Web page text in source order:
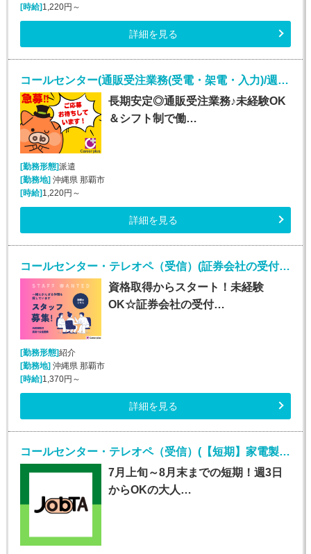
[時給] 1,220円～
詳細を見る
コールセンター(通販受注業務(受電・架電・入力)/週5シフト制)
長期安定◎通販受注業務♪未経験OK
＆シフト制で働…
[勤務形態]派遣
[勤務地] 沖縄県 那覇市
[時給] 1,220円～
詳細を見る
コールセンター・テレオペ（受信）(証券会社の受付・事務スタッフ/6月9日入社)
資格取得からスタート！未経験
OK☆証券会社の受付…
[勤務形態]紹介
[勤務地]沖縄県 那覇市
[時給]1,370円～
詳細を見る
コールセンター・テレオペ（受信）(【短期】家電製品の訪問修理日程案内コールセンター受信)
7月上旬～8月末までの短期！週3日
からOKの大人…